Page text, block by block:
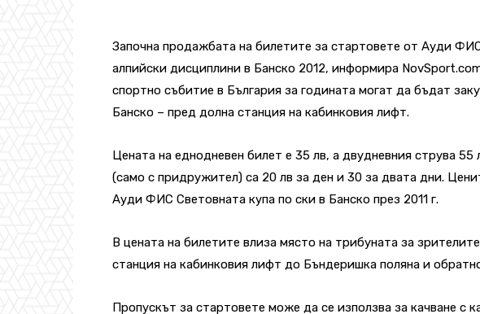
Започна продажбата на билетите за стартовете от Ауди
алпийски дисциплини в Банско 2012, информира
спортно събитие в България за годината могат да бъдат
Банско – пред долна станция на кабинковия лифт.
Цената на еднодневен билет е 35 лв, а двудневния струва 55
(само с придружител) са 20 лв за ден и 30 за двата дни.
Ауди ФИС Световната купа по ски в Банско през 2011 г.
В цената на билетите влиза място на трибуната за
станция на кабинковия лифт до Бъндеришка поляна и
Пропускът за стартовете може да се използва за качване с